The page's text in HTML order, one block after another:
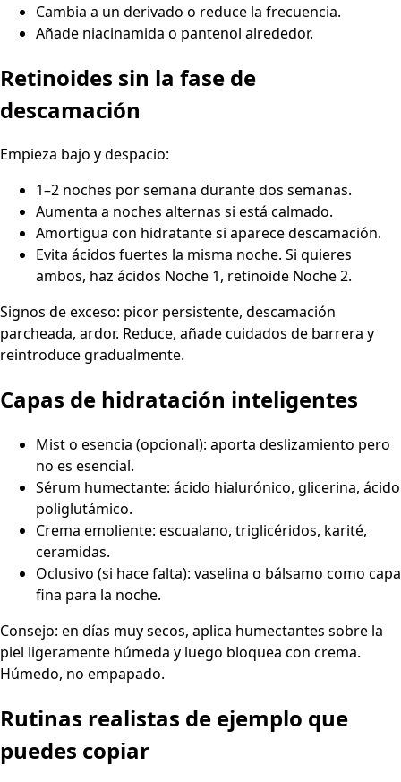
Cambia a un derivado o reduce la frecuencia.
Añade niacinamida o pantenol alrededor.
Retinoides sin la fase de
descamación
Empieza bajo y despacio:
1–2 noches por semana durante dos semanas.
Aumenta a noches alternas si está calmado.
Amortigua con hidratante si aparece descamación.
Evita ácidos fuertes la misma noche. Si quieres
ambos, haz ácidos Noche 1, retinoide Noche 2.
Signos de exceso: picor persistente, descamación
parcheada, ardor. Reduce, añade cuidados de barrera y
reintroduce gradualmente.
Capas de hidratación inteligentes
Mist o esencia (opcional): aporta deslizamiento pero
no es esencial.
Sérum humectante: ácido hialurónico, glicerina, ácido
poliglutámico.
Crema emoliente: escualano, triglicéridos, karité,
ceramidas.
Oclusivo (si hace falta): vaselina o bálsamo como capa
fina para la noche.
Consejo: en días muy secos, aplica humectantes sobre la
piel ligeramente húmeda y luego bloquea con crema.
Húmedo, no empapado.
Rutinas realistas de ejemplo que
puedes copiar